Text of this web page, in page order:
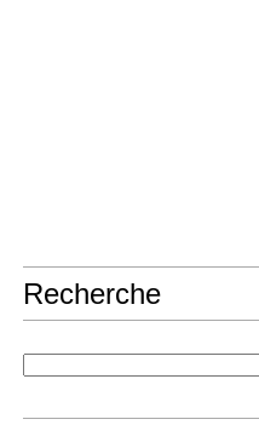
Recherche